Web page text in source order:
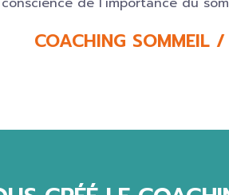
COACHING SOMMEIL